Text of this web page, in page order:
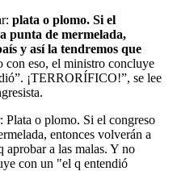
plata o plomo. Si el
punta de mermelada,
y así la tendremos que
con eso, el ministro concluye
¡TERRORÍFICO!”, se lee
Plata o plomo. Si el congreso
entonces volverán a
aprobar a las malas. Y no
con un "el q entendió